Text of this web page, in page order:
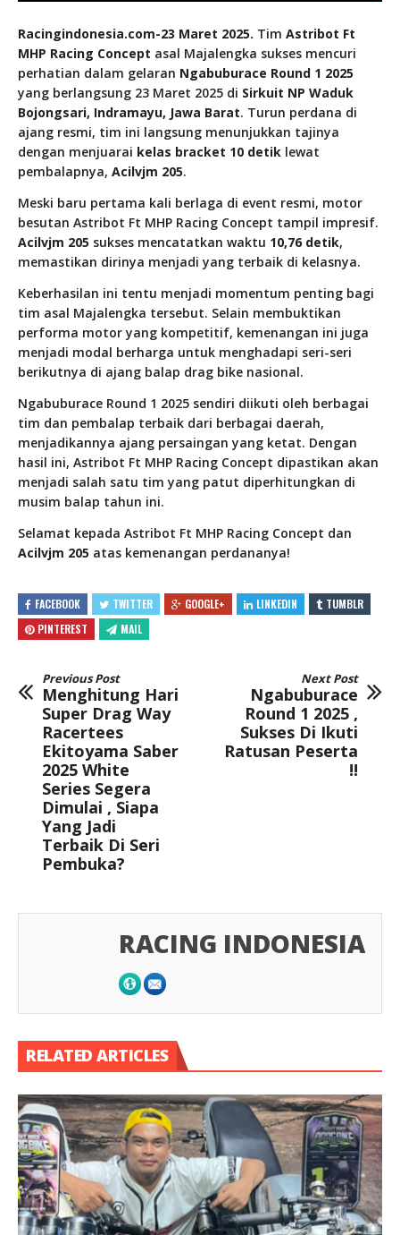
Racingindonesia.com-23 Maret 2025. Tim Astribot Ft
MHP Racing Concept asal Majalengka sukses mencuri
perhatian dalam gelaran Ngabuburace Round 1 2025
yang berlangsung 23 Maret 2025 di Sirkuit NP Waduk
Bojongsari, Indramayu, Jawa Barat. Turun perdana di
ajang resmi, tim ini langsung menunjukkan tajinya
dengan menjuarai kelas bracket 10 detik lewat
pembalapnya, Acilvjm 205.
Meski baru pertama kali berlaga di event resmi, motor
besutan Astribot Ft MHP Racing Concept tampil impresif.
Acilvjm 205 sukses mencatatkan waktu 10,76 detik,
memastikan dirinya menjadi yang terbaik di kelasnya.
Keberhasilan ini tentu menjadi momentum penting bagi
tim asal Majalengka tersebut. Selain membuktikan
performa motor yang kompetitif, kemenangan ini juga
menjadi modal berharga untuk menghadapi seri-seri
berikutnya di ajang balap drag bike nasional.
Ngabuburace Round 1 2025 sendiri diikuti oleh berbagai
tim dan pembalap terbaik dari berbagai daerah,
menjadikannya ajang persaingan yang ketat. Dengan
hasil ini, Astribot Ft MHP Racing Concept dipastikan akan
menjadi salah satu tim yang patut diperhitungkan di
musim balap tahun ini.
Selamat kepada Astribot Ft MHP Racing Concept dan
Acilvjm 205 atas kemenangan perdananya!
FACEBOOK TWITTER GOOGLE+ LINKEDIN
TUMBLR
PINTEREST
MAIL
Previous Post
Menghitung Hari
Super Drag Way
Racertees
Ekitoyama Saber
2025 White
Series Segera
Dimulai , Siapa
Yang Jadi
Terbaik Di Seri
Pembuka?
Next Post
Ngabuburace
Round 1 2025 ,
Sukses Di Ikuti
Ratusan Peserta
!!
RACING INDONESIA
RELATED ARTICLES